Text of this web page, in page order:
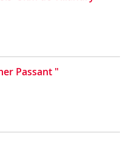
Passant "